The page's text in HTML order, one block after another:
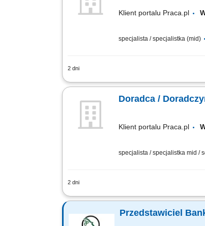
Klient portalu Praca.pl
specjalista / specjalistka (mid)
2 dni
obsługa klientów;
Doradca /
Klient portalu Praca.pl
specjalista / specjalistka mid /
2 dni
Aktywne pozyskiwanie
Przedstawiciel